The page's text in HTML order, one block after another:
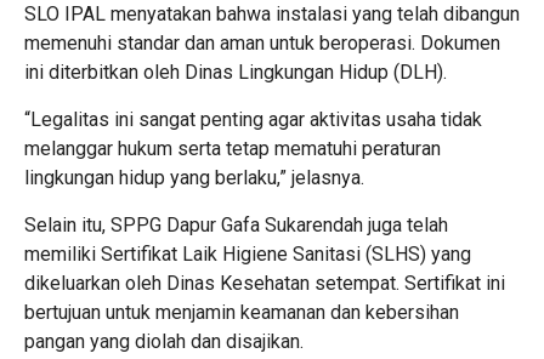
SLO IPAL menyatakan bahwa instalasi yang telah dibangun
memenuhi standar dan aman untuk beroperasi. Dokumen
ini diterbitkan oleh Dinas Lingkungan Hidup (DLH).
“Legalitas ini sangat penting agar aktivitas usaha tidak
melanggar hukum serta tetap mematuhi peraturan
lingkungan hidup yang berlaku,” jelasnya.
Selain itu, SPPG Dapur Gafa Sukarendah juga telah
memiliki Sertifikat Laik Higiene Sanitasi (SLHS) yang
dikeluarkan oleh Dinas Kesehatan setempat. Sertifikat ini
bertujuan untuk menjamin keamanan dan kebersihan
pangan yang diolah dan disajikan.